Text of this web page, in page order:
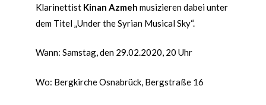
Klarinettist Kinan Azmeh musizieren dabei unter
dem Titel „Under the Syrian Musical Sky“.
Wann: Samstag, den 29.02.2020, 20 Uhr
Wo: Bergkirche Osnabrück, Bergstraße 16